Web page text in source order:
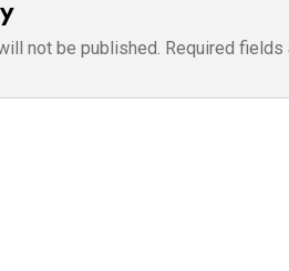
not be published. Required fields